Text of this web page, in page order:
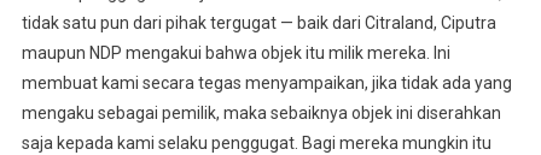
tidak satu pun dari pihak tergugat — baik dari Citraland, Ciputra
maupun NDP mengakui bahwa objek itu milik mereka. Ini
membuat kami secara tegas menyampaikan, jika tidak ada yang
mengaku sebagai pemilik, maka sebaiknya objek ini diserahkan
saja kepada kami selaku penggugat. Bagi mereka mungkin itu